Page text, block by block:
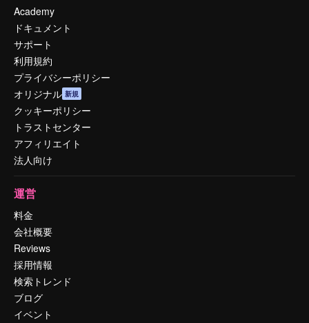
Academy
ドキュメント
サポート
利用規約
プライバシーポリシー
オリジナル 新規
クッキーポリシー
トラストセンター
アフィリエイト
法人向け
運営
料金
会社概要
Reviews
採用情報
検索トレンド
ブログ
イベント